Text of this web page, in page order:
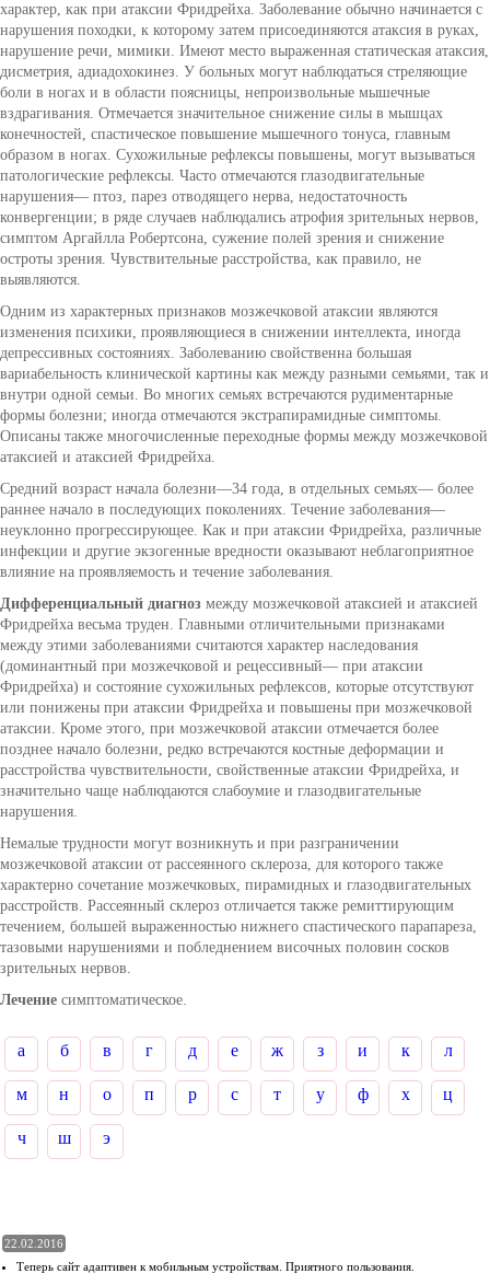
характер, как при атаксии Фридрейха. Заболевание обычно начинается с
нарушения походки, к которому затем присоединяются атаксия в руках,
нарушение речи, мимики. Имеют место выраженная статическая атаксия,
дисметрия, адиадохокинез. У больных могут наблюдаться стреляющие
боли в ногах и в области поясницы, непроизвольные мышечные
вздрагивания. Отмечается значительное снижение силы в мышцах
конечностей, спастическое повышение мышечного тонуса, главным
образом в ногах. Сухожильные рефлексы повышены, могут вызываться
патологические рефлексы. Часто отмечаются глазодвигательные
нарушения— птоз, парез отводящего нерва, недостаточность
конвергенции; в ряде случаев наблюдались атрофия зрительных нервов,
симптом Аргайлла Робертсона, сужение полей зрения и снижение
остроты зрения. Чувствительные расстройства, как правило, не
выявляются.
Одним из характерных признаков мозжечковой атаксии являются
изменения психики, проявляющиеся в снижении интеллекта, иногда
депрессивных состояниях. Заболеванию свойственна большая
вариабельность клинической картины как между разными семьями, так и
внутри одной семьи. Во многих семьях встречаются рудиментарные
формы болезни; иногда отмечаются экстрапирамидные симптомы.
Описаны также многочисленные переходные формы между мозжечковой
атаксией и атаксией Фридрейха.
Средний возраст начала болезни—34 года, в отдельных семьях— более
раннее начало в последующих поколениях. Течение заболевания—
неуклонно прогрессирующее. Как и при атаксии Фридрейха, различные
инфекции и другие экзогенные вредности оказывают неблагоприятное
влияние на проявляемость и течение заболевания.
Дифференциальный диагноз между мозжечковой атаксией и атаксией
Фридрейха весьма труден. Главными отличительными признаками
между этими заболеваниями считаются характер наследования
(доминантный при мозжечковой и рецессивный— при атаксии
Фридрейха) и состояние сухожильных рефлексов, которые отсутствуют
или понижены при атаксии Фридрейха и повышены при мозжечковой
атаксии. Кроме этого, при мозжечковой атаксии отмечается более
позднее начало болезни, редко встречаются костные деформации и
расстройства чувствительности, свойственные атаксии Фридрейха, и
значительно чаще наблюдаются слабоумие и глазодвигательные
нарушения.
Немалые трудности могут возникнуть и при разграничении
мозжечковой атаксии от рассеянного склероза, для которого также
характерно сочетание мозжечковых, пирамидных и глазодвигательных
расстройств. Рассеянный склероз отличается также ремиттирующим
течением, большей выраженностью нижнего спастического парапареза,
тазовыми нарушениями и побледнением височных половин сосков
зрительных нервов.
Лечение симптоматическое.
а б в г д е ж з и к л
м н о п р с т у ф х ц
ч ш э
22.02.2016
Теперь сайт адаптивен к мобильным устройствам. Приятного пользования.